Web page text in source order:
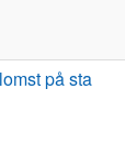
på sta